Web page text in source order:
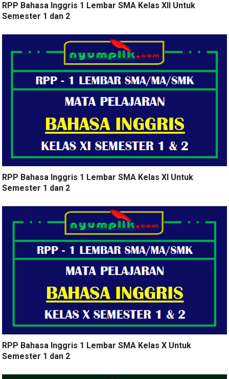
RPP Bahasa Inggris 1 Lembar SMA Kelas XII Untuk
Semester 1 dan 2
RPP Bahasa Inggris 1 Lembar SMA Kelas XI Untuk
Semester 1 dan 2
RPP Bahasa Inggris 1 Lembar SMA Kelas X Untuk
Semester 1 dan 2